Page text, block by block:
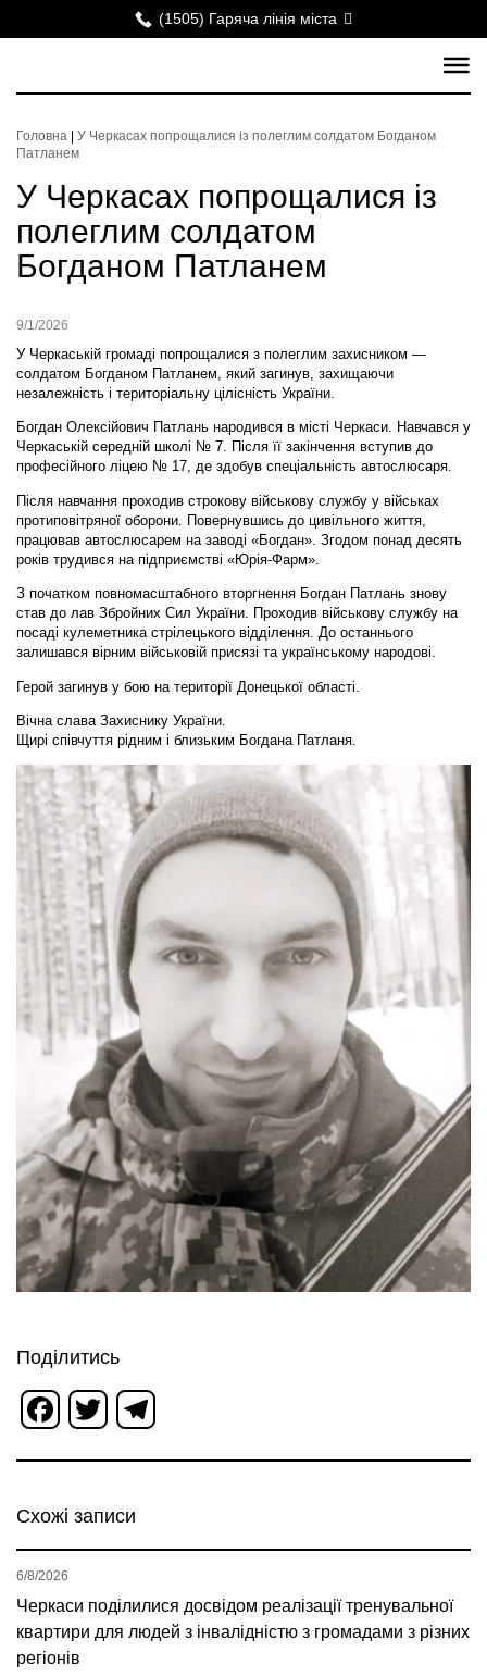
(1505) Гаряча лінія міста
Головна
У Черкасах попрощалися із полеглим солдатом Богданом
Патланем
У Черкасах попрощалися із
полеглим солдатом
Богданом Патланем
9/1/2026
У Черкаській громаді попрощалися з полеглим захисником —
солдатом Богданом Патланем, який загинув, захищаючи
незалежність і територіальну цілісність України.
Богдан Олексійович Патлань народився в місті Черкаси. Навчався у
Черкаській середній школі № 7. Після її закінчення вступив до
професійного ліцею № 17, де здобув спеціальність автослюсаря.
Після навчання проходив строкову військову службу у військах
протиповітряної оборони. Повернувшись до цивільного життя,
працював автослюсарем на заводі «Богдан». Згодом понад десять
років трудився на підприємстві «Юрія-Фарм».
З початком повномасштабного вторгнення Богдан Патлань знову
став до лав Збройних Сил України. Проходив військову службу на
посаді кулеметника стрілецького відділення. До останнього
залишався вірним військовій присязі та українському народові.
Герой загинув у бою на території Донецької області.
Вічна слава Захиснику України.
Щирі співчуття рідним і близьким Богдана Патланя.
Поділитись
Facebook
Twitter
Схожі записи
Черкаси поділилися досвідом реалізації тренувальної
квартири для людей з інвалідністю з громадами з різних
регіонів
6/8/2026